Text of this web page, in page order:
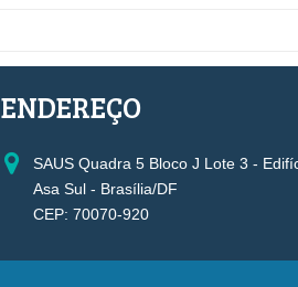
ENDEREÇO
SAUS Quadra 5 Bloco J Lote 3 -
Asa Sul - Brasília/DF
CEP: 70070-920